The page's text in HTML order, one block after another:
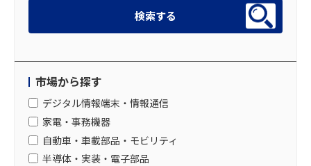
市場から探す
デジタル情報端末・情報通信
家電・事務機器
自動車・車載部品・モビリティ
半導体・実装・電子部品